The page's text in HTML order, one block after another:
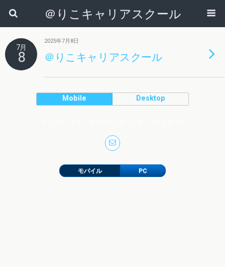
＠りこキャリアスクール
7月
8
2025年7月8日
＠りこキャリアスクール
Mobile Desktop
モバイル PC